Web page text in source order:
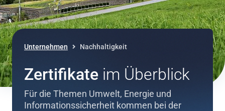
Unternehmen Nachhaltigkeit
Zertifikate im Überblick
Für die Themen Umwelt, Energie und
Informationssicherheit kommen bei der